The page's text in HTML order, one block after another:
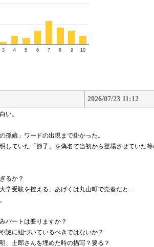
3 4 5 6 7 8 9 10
2026/07/23 11:12
い。
孫娘」ワードの出現まで掛かった。
していた「節子」を偽名で当初から登場させていた等
るか？
学受験を控える、あげくは丸山町で売春だと…
パートは要りますか？
謎に紐づいているべきではないか？
、士郎さんを埋めた時の描写？要る？